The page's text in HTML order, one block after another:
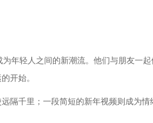
为年轻人之间的新潮流。他们与朋友一
开始。
千里；一段简短的新年视频则成为情